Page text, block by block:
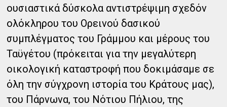
ουσιαστικά δύσκολα αντιστρέψιμη σχεδόν
ολόκληρου του Ορεινού δασικού
συμπλέγματος του Γράμμου και μέρους του
Ταϋγέτου (πρόκειται για την μεγαλύτερη
οικολογική καταστροφή που δοκιμάσαμε σε
όλη την σύγχρονη ιστορία του Κράτους μας),
του Πάρνωνα, του Νότιου Πήλιου, της